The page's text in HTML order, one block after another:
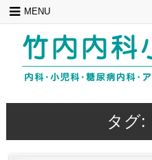
Skip
content
MENU
タグ: